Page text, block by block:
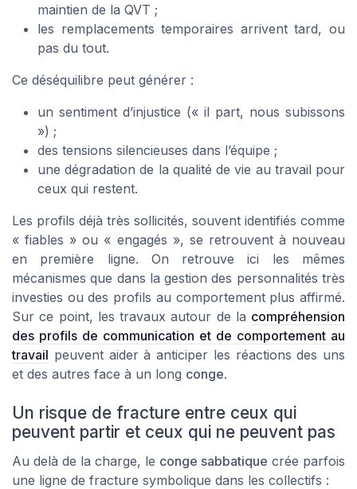
maintien de la QVT ;
les remplacements temporaires arrivent tard, ou
pas du tout.
Ce déséquilibre peut générer :
un sentiment d’injustice (« il part, nous subissons
») ;
des tensions silencieuses dans l’équipe ;
une dégradation de la qualité de vie au travail pour
ceux qui restent.
Les profils déjà très sollicités, souvent identifiés comme
« fiables » ou « engagés », se retrouvent à nouveau
en première ligne. On retrouve ici les mêmes
mécanismes que dans la gestion des personnalités très
investies ou des profils au comportement plus affirmé.
Sur ce point, les travaux autour de la compréhension
des profils de communication et de comportement au
travail peuvent aider à anticiper les réactions des uns
et des autres face à un long conge.
Un risque de fracture entre ceux qui
peuvent partir et ceux qui ne peuvent pas
Au delà de la charge, le conge sabbatique crée parfois
une ligne de fracture symbolique dans les collectifs :